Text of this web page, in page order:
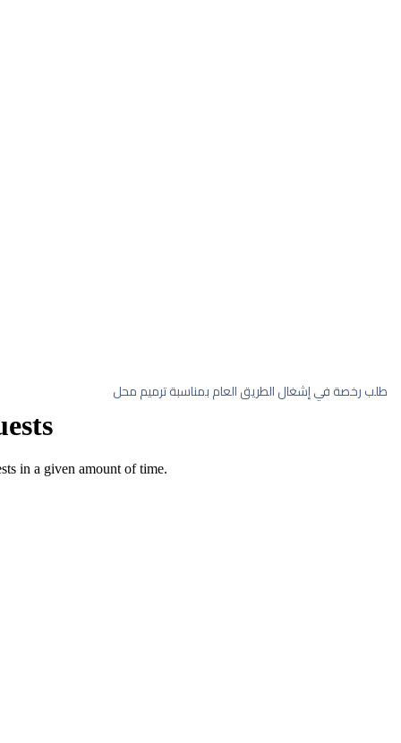
ترميم محل